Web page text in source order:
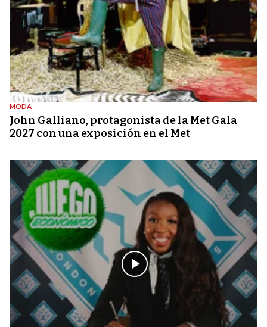
MODA
John Galliano, protagonista de la Met Gala
2027 con una exposición en el Met